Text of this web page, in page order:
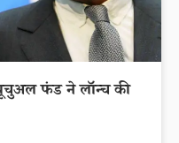
फंड ने लॉन्च की